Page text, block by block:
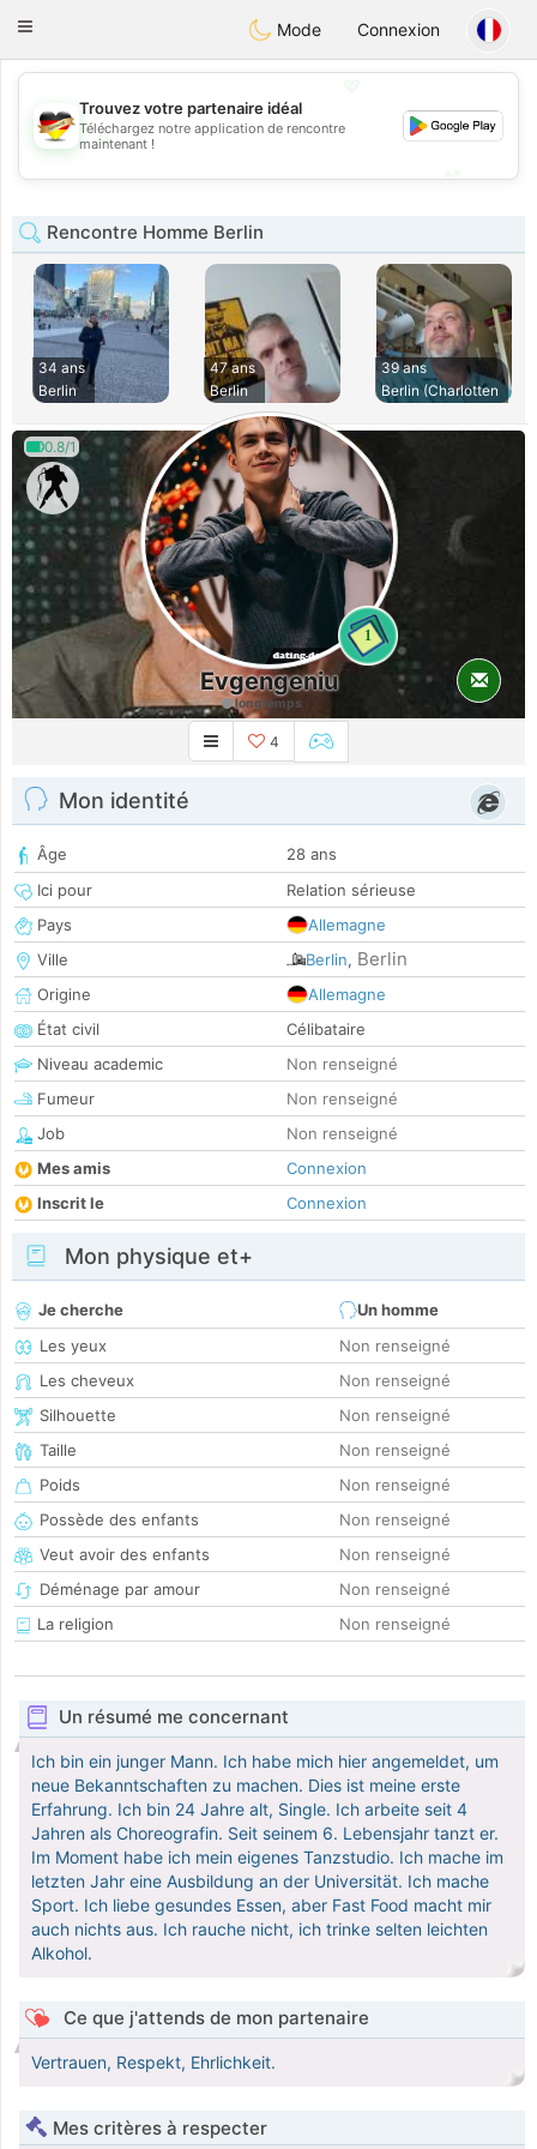
DeutschDating
Toggle
Mode Connexion
💖
💕
Trouvez votre partenaire idéal
Téléchargez notre application de rencontre
maintenant !
Rencontre Homme Berlin
34 ans
Berlin
47 ans
Berlin
39 ans
Berlin (Charlotten
0.8/1
1
Evgengeniu
longtemps
4
Mon identité
Âge
28 ans
Ici pour
Relation sérieuse
Pays
Allemagne
Ville
Berlin, Berlin
Origine
Allemagne
État civil
Célibataire
Niveau academic
Non renseigné
Fumeur
Non renseigné
Job
Non renseigné
Mes amis
Connexion
Inscrit le
Connexion
Mon physique et+
Je cherche
Un homme
Les yeux
Non renseigné
Les cheveux
Non renseigné
Silhouette
Non renseigné
Taille
Non renseigné
Poids
Non renseigné
Possède des enfants
Non renseigné
Veut avoir des enfants
Non renseigné
Déménage par amour
Non renseigné
La religion
Non renseigné
Un résumé me concernant
Ich bin ein junger Mann. Ich habe mich hier angemeldet, um
neue Bekanntschaften zu machen. Dies ist meine erste
Erfahrung. Ich bin 24 Jahre alt, Single. Ich arbeite seit 4
Jahren als Choreografin. Seit seinem 6. Lebensjahr tanzt er.
Im Moment habe ich mein eigenes Tanzstudio. Ich mache im
letzten Jahr eine Ausbildung an der Universität. Ich mache
Sport. Ich liebe gesundes Essen, aber Fast Food macht mir
auch nichts aus. Ich rauche nicht, ich trinke selten leichten
Alkohol.
Ce que j'attends de mon partenaire
Vertrauen, Respekt, Ehrlichkeit.
Mes critères à respecter